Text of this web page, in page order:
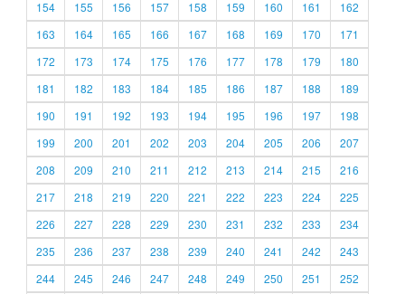
154
155 156 157 158 159 160 161
162
163
164 165 166 167 168 169 170
171
172
173 174 175 176 177 178 179
180
181
182 183 184 185 186 187 188
189
190
191 192 193 194 195 196 197
198
199
200 201 202 203 204 205 206
207
208
209 210 211 212 213 214 215
216
217
218 219 220 221 222 223 224
225
226
227 228 229 230 231 232 233
234
235
236 237 238 239 240 241 242
243
244
245 246 247 248 249 250 251
252